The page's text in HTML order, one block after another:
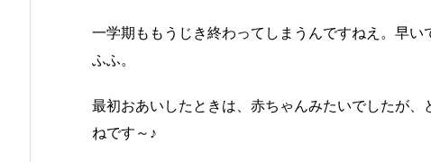
一学期ももうじき終わってしまうんですねえ。早
ふふ。
最初おあいしたときは、赤ちゃんみたいでしたが
ねです～♪